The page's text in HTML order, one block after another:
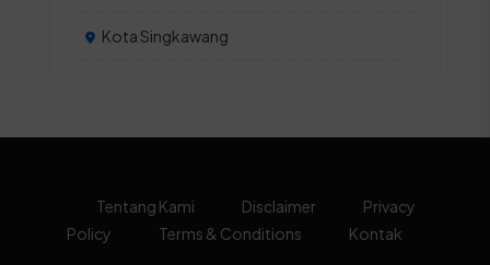
Kota Singkawang
Tentang Kami Disclaimer
Privacy
Policy
Terms & Conditions Kontak